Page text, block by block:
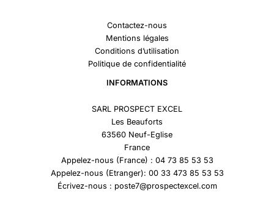
Contactez-nous
Mentions légales
Conditions d’utilisation
Politique de confidentialité
INFORMATIONS
SARL PROSPECT EXCEL
Les Beauforts
63560 Neuf-Eglise
France
Appelez-nous (France) : 04 73 85 53 53
Appelez-nous (Etranger): 00 33 473 85 53 53
Écrivez-nous : poste7@prospectexcel.com